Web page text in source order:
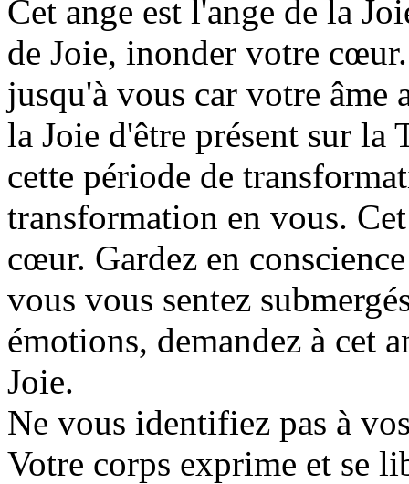
Cet ange est l'ange de la
de Joie, inonder votre
jusqu'à vous car votre âme
la Joie d'être présent sur la
cette période de
transformation en vous.
cœur. Gardez en
vous vous sentez
émotions, demandez à cet
Joie.
Ne vous identifiez pas à
Votre corps exprime et se